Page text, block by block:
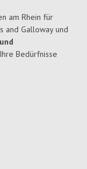
am Rhein für
and Galloway und
Bedürfnisse